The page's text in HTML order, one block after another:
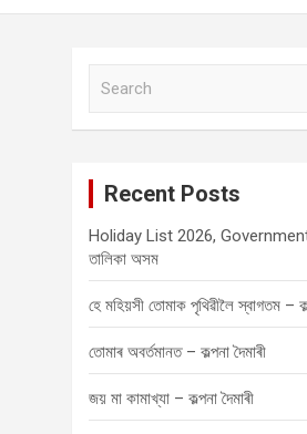
Recent Posts
Holiday List 2026, Government
তালিকা অসম
হে মহিয়সী তোমাক পৃথিৱীলৈ স্বাগতম –
তোমাৰ অবৰ্তমানত – কল্পনা দৈমাৰী
জয় মা কামাখ্যা – কল্পনা দৈমাৰী